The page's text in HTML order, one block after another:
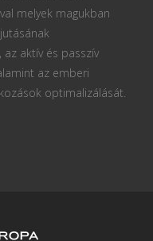
melyek magukban
aktív és passzív
az emberi
optimalizálását.